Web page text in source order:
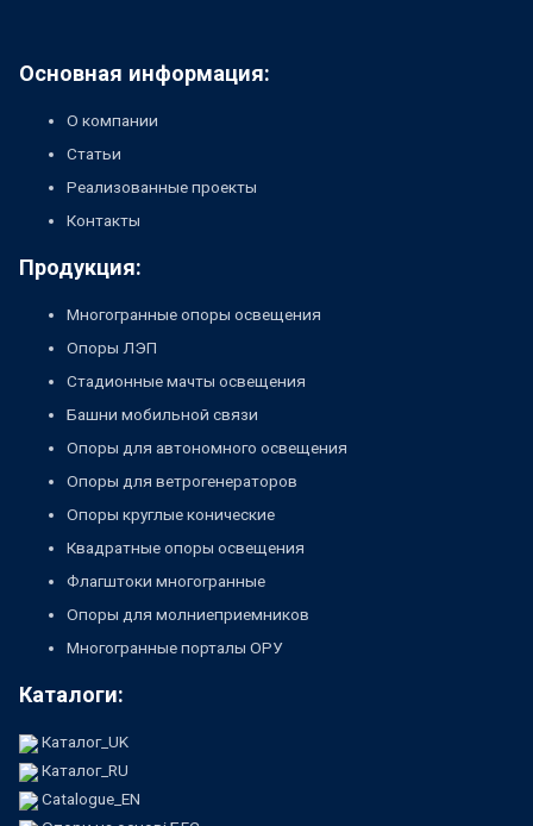
Основная информация:
О компании
Статьи
Реализованные проекты
Контакты
Продукция:
Многогранные опоры освещения
Опоры ЛЭП
Стадионные мачты освещения
Башни мобильной связи
Опоры для автономного освещения
Опоры для ветрогенераторов
Опоры круглые конические
Квадратные опоры освещения
Флагштоки многогранные
Опоры для молниеприемников
Многогранные порталы ОРУ
Каталоги:
Каталог_UK
Каталог_RU
Catalogue_EN